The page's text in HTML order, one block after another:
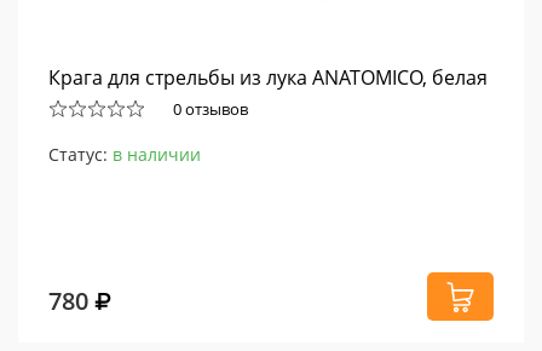
Крага для стрельбы из лука ANATOMICO, белая
0 отзывов
Статус: в наличии
780